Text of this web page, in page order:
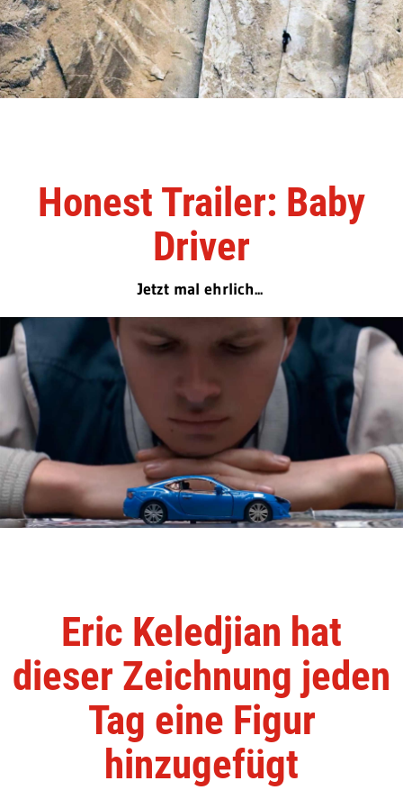
Honest Trailer: Baby
Driver
Jetzt mal ehrlich...
Eric Keledjian hat
dieser Zeichnung jeden
Tag eine Figur
hinzugefügt